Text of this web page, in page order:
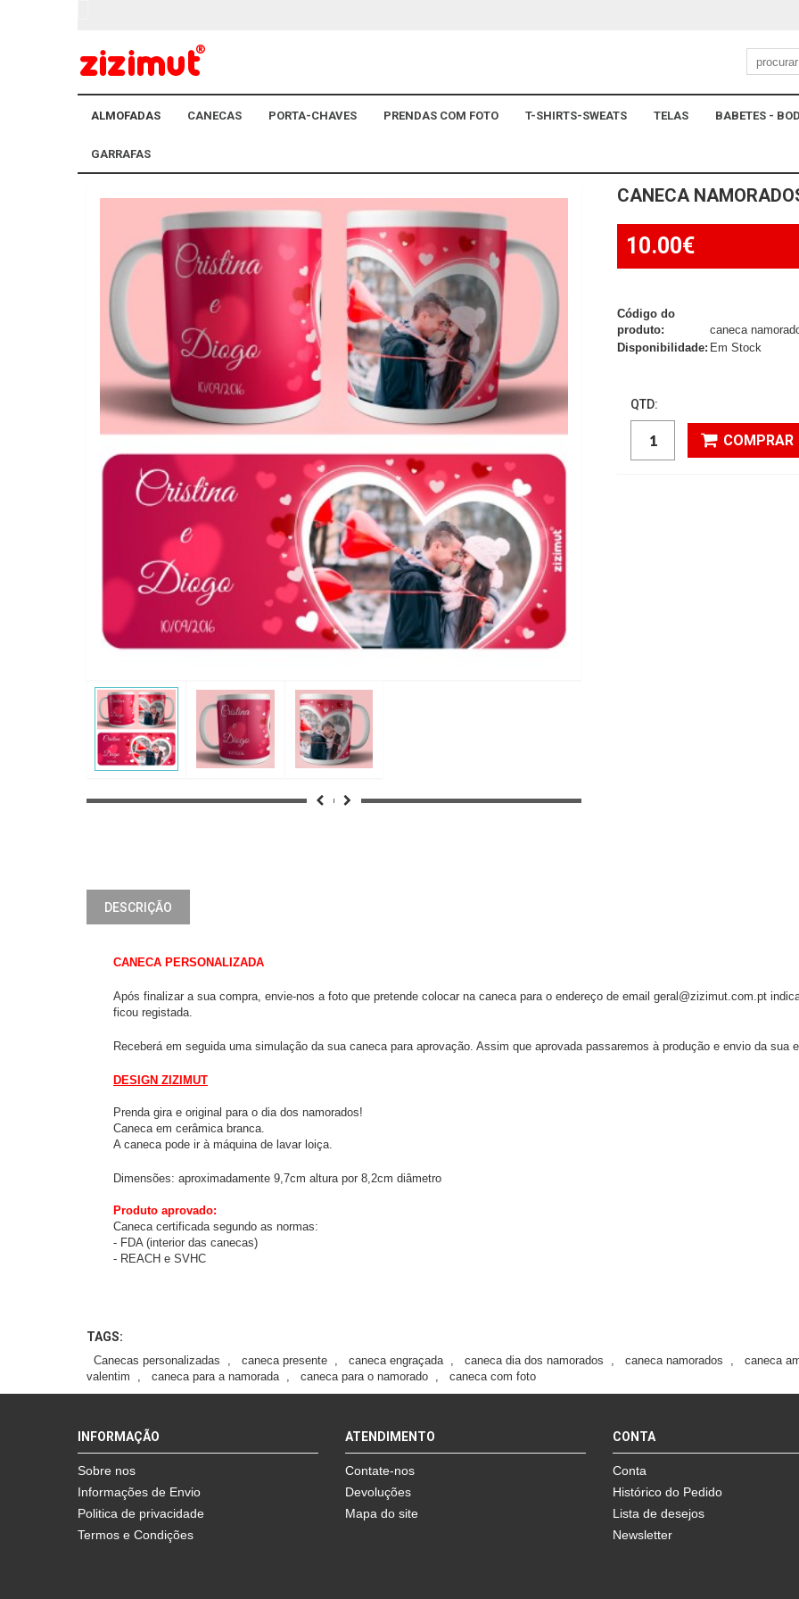
ALMOFADAS CANECAS PORTA-CHAVES PRENDAS COM FOTO T-SHIRTS-SWEATS TELAS BABETES -
GARRAFAS
CANECA
10.00€
Código do
produto:
caneca
Disponibilidade:Em Stock
QTD:
COMPRAR
DESCRIÇÃO
CANECA PERSONALIZADA
Após finalizar a sua compra, envie-nos a foto que pretende colocar na caneca para o endereço de email geral@zizimut.com.pt
ficou registada.
Receberá em seguida uma simulação da sua caneca para aprovação. Assim que aprovada passaremos à produção e envio da sua
DESIGN ZIZIMUT
Prenda gira e original para o dia dos namorados!
Caneca em cerâmica branca.
A caneca pode ir à máquina de lavar loiça.
Dimensões: aproximadamente 9,7cm altura por 8,2cm diâmetro
Produto aprovado:
Caneca certificada segundo as normas:
- FDA (interior das canecas)
- REACH e SVHC
TAGS:
Canecas personalizadas caneca presente caneca engraçada caneca dia dos namorados caneca namorados caneca
valentim
caneca para a namorada caneca para o namorado caneca com foto
INFORMAÇÃO
Sobre nos
Informações de Envio
Politica de privacidade
Termos e Condições
ATENDIMENTO
Contate-nos
Devoluções
Mapa do site
CONTA
Conta
Histórico do Pedido
Lista de desejos
Newsletter